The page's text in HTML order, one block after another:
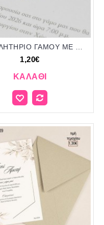
1,20€
ΚΑΛΆΘΙ